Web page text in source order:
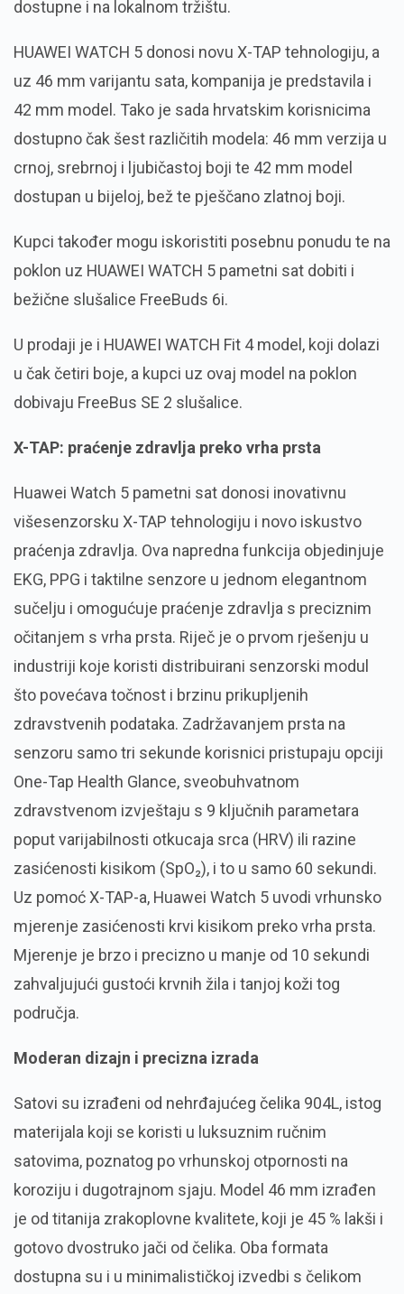
dostupne i na lokalnom tržištu.
HUAWEI WATCH 5 donosi novu X-TAP tehnologiju, a
uz 46 mm varijantu sata, kompanija je predstavila i
42 mm model. Tako je sada hrvatskim korisnicima
dostupno čak šest različitih modela: 46 mm verzija u
crnoj, srebrnoj i ljubičastoj boji te 42 mm model
dostupan u bijeloj, bež te pješčano zlatnoj boji.
Kupci također mogu iskoristiti posebnu ponudu te na
poklon uz HUAWEI WATCH 5 pametni sat dobiti i
bežične slušalice FreeBuds 6i.
U prodaji je i HUAWEI WATCH Fit 4 model, koji dolazi
u čak četiri boje, a kupci uz ovaj model na poklon
dobivaju FreeBus SE 2 slušalice.
X-TAP: praćenje zdravlja preko vrha prsta
Huawei Watch 5 pametni sat donosi inovativnu
višesenzorsku X-TAP tehnologiju i novo iskustvo
praćenja zdravlja. Ova napredna funkcija objedinjuje
EKG, PPG i taktilne senzore u jednom elegantnom
sučelju i omogućuje praćenje zdravlja s preciznim
očitanjem s vrha prsta. Riječ je o prvom rješenju u
industriji koje koristi distribuirani senzorski modul
što povećava točnost i brzinu prikupljenih
zdravstvenih podataka. Zadržavanjem prsta na
senzoru samo tri sekunde korisnici pristupaju opciji
One-Tap Health Glance, sveobuhvatnom
zdravstvenom izvještaju s 9 ključnih parametara
poput varijabilnosti otkucaja srca (HRV) ili razine
zasićenosti kisikom (SpO₂), i to u samo 60 sekundi.
Uz pomoć X-TAP-a, Huawei Watch 5 uvodi vrhunsko
mjerenje zasićenosti krvi kisikom preko vrha prsta.
Mjerenje je brzo i precizno u manje od 10 sekundi
zahvaljujući gustoći krvnih žila i tanjoj koži tog
područja.
Moderan dizajn i precizna izrada
Satovi su izrađeni od nehrđajućeg čelika 904L, istog
materijala koji se koristi u luksuznim ručnim
satovima, poznatog po vrhunskoj otpornosti na
koroziju i dugotrajnom sjaju. Model 46 mm izrađen
je od titanija zrakoplovne kvalitete, koji je 45 % lakši i
gotovo dvostruko jači od čelika. Oba formata
dostupna su i u minimalističkoj izvedbi s čelikom